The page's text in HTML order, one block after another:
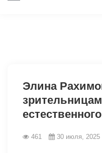
Элина
461 30 июля, 2025